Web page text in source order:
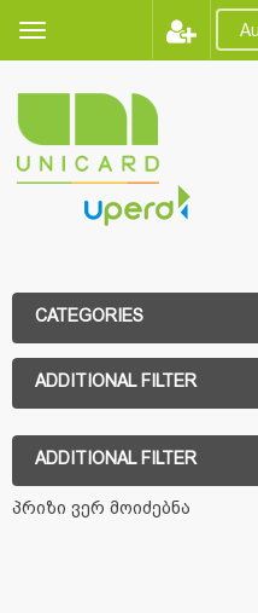
CATEGORIES
ADDITIONAL FILTER
ADDITIONAL FILTER
პრიზი ვერ მოიძებნა